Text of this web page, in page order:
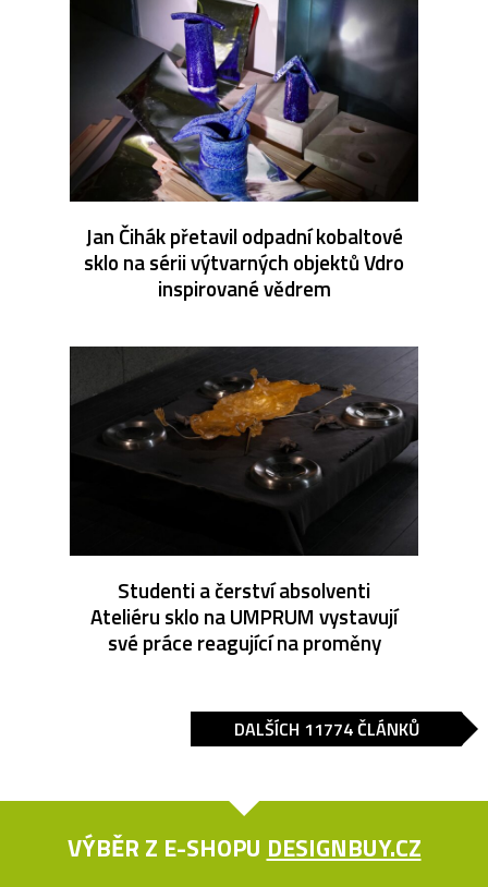
Jan Čihák přetavil odpadní kobaltové
sklo na sérii výtvarných objektů Vdro
inspirované vědrem
Studenti a čerství absolventi
Ateliéru sklo na UMPRUM vystavují
své práce reagující na proměny
DALŠÍCH 11774 ČLÁNKŮ
VÝBĚR Z E-SHOPU DESIGNBUY.CZ